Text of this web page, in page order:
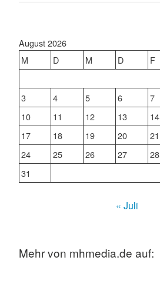
August 2026
M
D M D F
3
4 5 6 7
10
11 12 13 14
17
18 19 20 21
24
25 26 27 28
31
« Juli
Mehr von mhmedia.de auf: